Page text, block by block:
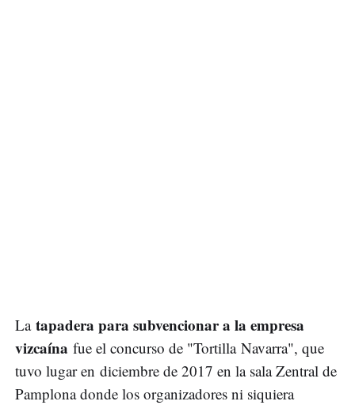
Latapadera para subvencionar a la empresa
vizcaína fue el concurso de "Tortilla Navarra", que
tuvo lugar en diciembre de 2017 en la sala Zentral de
Pamplona donde los organizadores ni siquiera